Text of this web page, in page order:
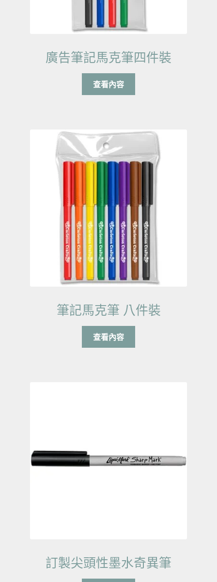
廣告筆記馬克筆四件裝
查看內容
筆記馬克筆 八件裝
查看內容
訂製尖頭性墨水奇異筆